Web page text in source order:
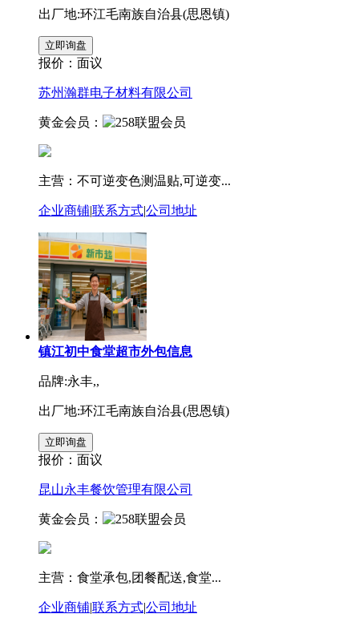
出厂地:环江毛南族自治县(思恩镇)
报价： 面议
苏州瀚群电子材料有限公司
黄金会员：
主营：不可逆变色测温贴,可逆变...
企业商铺|联系方式|公司地址
镇江初中食堂超市外包信息
品牌:永丰,,
出厂地:环江毛南族自治县(思恩镇)
报价： 面议
昆山永丰餐饮管理有限公司
黄金会员：
主营：食堂承包,团餐配送,食堂...
企业商铺|联系方式|公司地址